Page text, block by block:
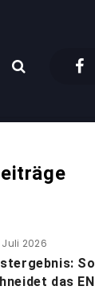
2026
So
das